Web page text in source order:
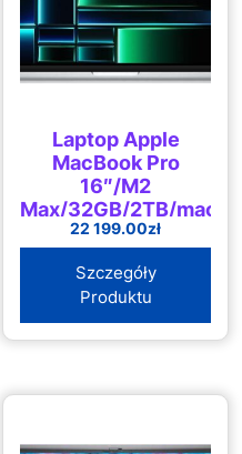
Laptop Apple
MacBook Pro
16″/M2
Max/32GB/2TB/
(MNWC3ZEAP1R1D2)
22 199.00zł
Szczegóły
Produktu